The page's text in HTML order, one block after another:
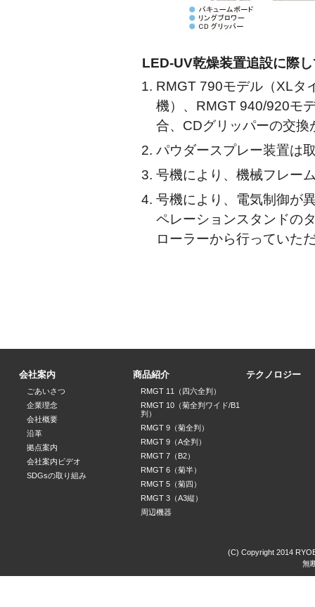
LED-UV乾燥装置追設に際
RMGT 790モデル（XLタ
機）、RMGT 940/920モ
合、CDグリッパーの交換
パウダースプレー装置は
号機により、機械フレー
号機により、電気制御が
ペレーションスタンドの
ローラーから行っていた
会社案内
ごあいさつ
企業理念
会社概要
沿革
拠点案内
会社案内ビデオ
SDGsの取り組み
商品紹介
RMGT 11（四六全判）
RMGT 10（菊全判ワイド/B1
判）
RMGT 9（菊全判）
RMGT 9（A全判）
RMGT 7（B2）
RMGT 6（菊半）
RMGT 5（菊四）
RMGT 3（A3縦）
周辺機器
テクノロジー
(C) Copyright 2014
無